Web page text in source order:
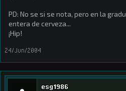
PD: No se si se nota, pero en la
entera de cerveza...
¡Hip!
24/Jun/2004
esg1986